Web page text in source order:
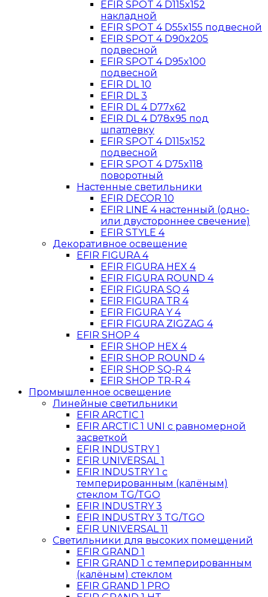
EFIR SPOT 4 D115x152
накладной
EFIR SPOT 4 D55x155 подвесной
EFIR SPOT 4 D90x205
подвесной
EFIR SPOT 4 D95x100
подвесной
EFIR DL 10
EFIR DL 3
EFIR DL 4 D77x62
EFIR DL 4 D78x95 под
шпатлевку
EFIR SPOT 4 D115x152
подвесной
EFIR SPOT 4 D75x118
поворотный
Настенные светильники
EFIR DECOR 10
EFIR LINE 4 настенный (одно-
или двустороннее свечение)
EFIR STYLE 4
Декоративное освещение
EFIR FIGURA 4
EFIR FIGURA HEX 4
EFIR FIGURA ROUND 4
EFIR FIGURA SQ 4
EFIR FIGURA TR 4
EFIR FIGURA Y 4
EFIR FIGURA ZIGZAG 4
EFIR SHOP 4
EFIR SHOP HEX 4
EFIR SHOP ROUND 4
EFIR SHOP SQ-R 4
EFIR SHOP TR-R 4
Промышленное освещение
Линейные светильники
EFIR ARCTIC 1
EFIR ARCTIC 1 UNI c равномерной
засветкой
EFIR INDUSTRY 1
EFIR UNIVERSAL 1
EFIR INDUSTRY 1 c
темперированным (калёным)
стеклом TG/TGO
EFIR INDUSTRY 3
EFIR INDUSTRY 3 TG/TGO
EFIR UNIVERSAL 11
Светильники для высоких помещений
EFIR GRAND 1
EFIR GRAND 1 с темперированным
(калёным) стеклом
EFIR GRAND 1 PRO